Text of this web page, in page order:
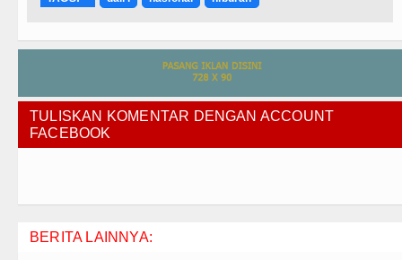
TULISKAN KOMENTAR DENGAN ACCOUNT
FACEBOOK
BERITA LAINNYA: